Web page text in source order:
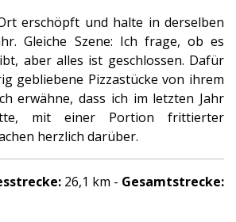
erschöpft und halte in derselben
Gleiche Szene: Ich frage, ob es
aber alles ist geschlossen. Dafür
gebliebene Pizzastücke von ihrem
erwähne, dass ich im letzten Jahr
mit einer Portion frittierter
herzlich darüber.
26,1 km - Gesamtstrecke: